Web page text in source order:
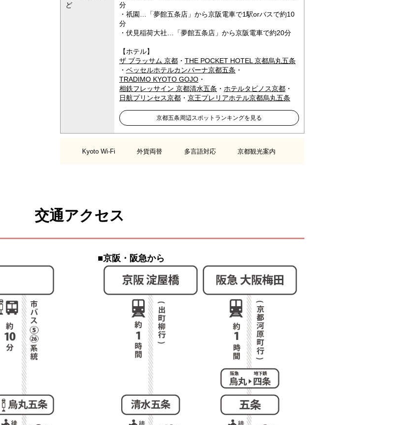
ど
分
・祇園…「夢館五条店」から京阪電車で1駅orバスで約10
分
・伏見稲荷大社…「夢館五条店」から京阪電車で約20分
【ホテル】
ザ ブラッサム 京都 ・ THE POCKET HOTEL 京都烏丸五条
・ ベッセルホテルカンパーナ京都五条 ・
TRADIMO KYOTO GOJO ・
相鉄フレッサイン 京都清水五条 ・ ホテルタビノス京都 ・
日航プリンセス京都 ・ 京王プレリアホテル京都烏丸五条
京都五条周辺スポットランキングを見る
Kyoto Wi-Fi 外貨両替 多言語対応 京都観光案内
交通アクセス
■京阪・阪急から